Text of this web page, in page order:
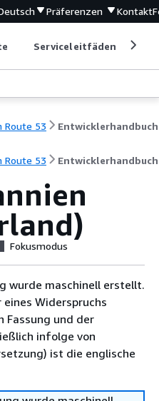
Präferenzen Kontakt
Serviceleitfäden
Route 53 Entwicklerhandbuch
Route 53 Entwicklerhandbuch
Fokusmodus
wurde maschinell erstellt.
Widerspruchs
Fassung und der
infolge von
ist die englische